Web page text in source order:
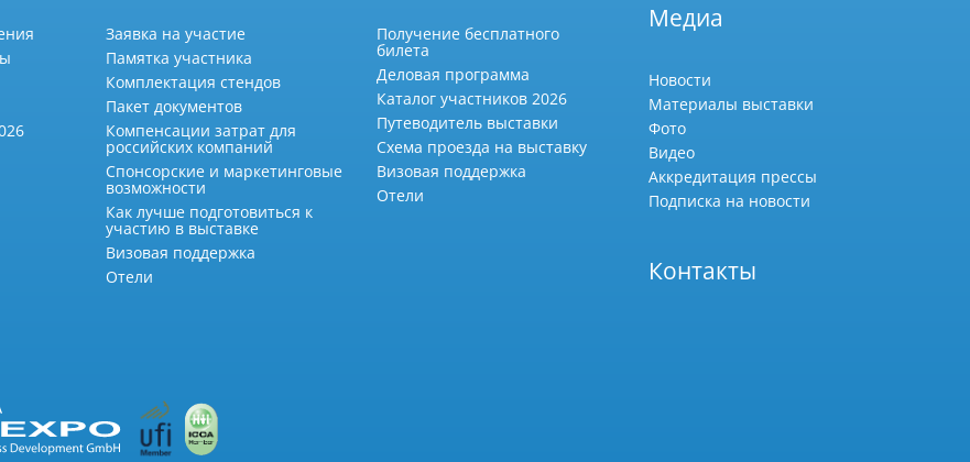
Заявка на участие
Памятка участника
Комплектация стендов
Пакет документов
Компенсации затрат для
российских компаний
Спонсорские и маркетинговые
возможности
Как лучше подготовиться к
участию в выставке
Визовая поддержка
Отели
Получение бесплатного
билета
Деловая программа
Каталог участников 2026
Путеводитель выставки
Схема проезда на выставку
Визовая поддержка
Отели
Медиа
Новости
Материалы выставки
Фото
Видео
Аккредитация прессы
Подписка на новости
Контакты